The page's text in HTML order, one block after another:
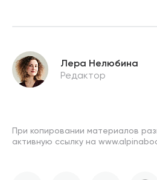
Лера Нелюбина
Редактор
При копировании материалов
активную ссылку на